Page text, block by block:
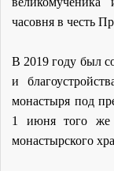
часовня в честь
В 2019 году был
и
монастыря под
1 июня того же
монастырского